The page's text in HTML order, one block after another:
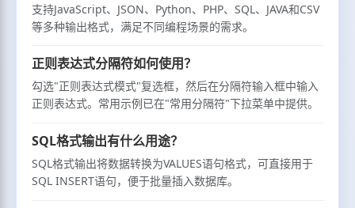
支持JavaScript、JSON、Python、PHP、SQL、JAVA和CSV
等多种输出格式，满足不同编程场景的需求。
正则表达式分隔符如何使用？
勾选"正则表达式模式"复选框，然后在分隔符输入框中输入
正则表达式。常用示例已在"常用分隔符"下拉菜单中提供。
SQL格式输出有什么用途？
SQL格式输出将数据转换为VALUES语句格式，可直接用于
SQL INSERT语句，便于批量插入数据库。